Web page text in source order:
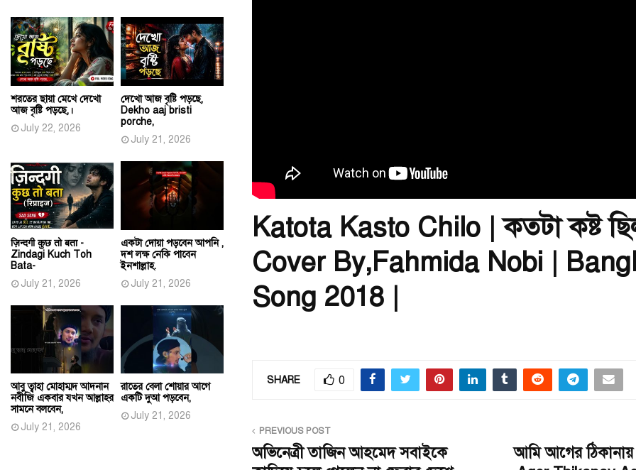
Katota Kasto Chilo | কতটা কষ্ট
Cover By,Fahmida Nobi |
Song 2018 |
SHARE 0
PREVIOUS POST
অভিনেত্রী তাজিন আহমেদ সবাইকে
আমি আগের
শরতের ছায়া মেখে দেখো
আজ বৃষ্টি পড়ছে,।
July 22, 2026
দেখো আজ বৃষ্টি পড়ছে,
Dekho aaj bristi
porche,
July 21, 2026
ज़िन्दगी कुछ तो बता -
Zindagi Kuch Toh
Bata-
July 21, 2026
একটা দোয়া পড়বেন আপনি ,
দশ লক্ষ নেকি পাবেন
ইনশাল্লাহ.
July 21, 2026
আবু ত্বাহা মোহাম্মদ আদনান
নবীজি একবার যখন আল্লাহর
সামনে বলবেন,
July 21, 2026
রাতের বেলা শোয়ার আগে
একটি দুআ পড়বেন,
July 21, 2026